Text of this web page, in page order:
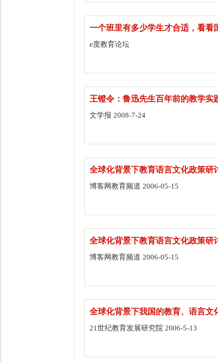
一个班里有多少学生才合适，看看
e度教育论坛
王镫令：鲁迅先生百年前的教学实
文学报 2008-7-24
全球化背景下教育语言文化政策研
博客网教育频道 2006-05-15
全球化背景下教育语言文化政策研
博客网教育频道 2006-05-15
全球化背景下我国的教育、语言文
21世纪教育发展研究院 2006-5-13